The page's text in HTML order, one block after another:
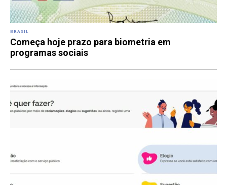
BRASIL
Começa hoje prazo para biometria em
programas sociais